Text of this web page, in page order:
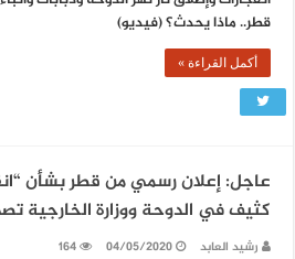
قطر.. ماذا يحدث؟ (فيديو)
أكمل القراءة »
عاجل: إعلان رسمي من قطر بشأن
كثيف في الدوحة ووزارة الخارجية تصدر
رشيد العابد 04/05/2020
164